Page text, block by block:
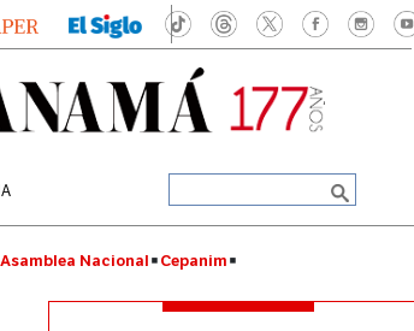
Asamblea Nacional Cepanim